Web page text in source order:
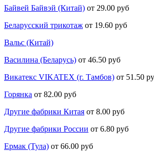
Байвей Байвэй (Китай) от 29.00 руб
Беларусский трикотаж от 19.60 руб
Вальс (Китай)
Василина (Беларусь) от 46.50 руб
Викатекс VIKATEX (г. Тамбов) от 51.50
Горянка от 82.00 руб
Другие фабрики Китая от 8.00 руб
Другие фабрики России от 6.80 руб
Ермак (Тула) от 66.00 руб